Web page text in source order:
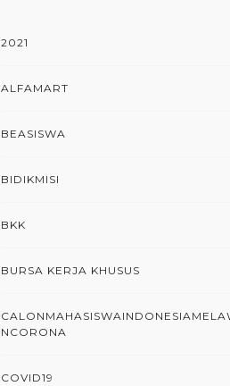
2021
ALFAMART
BEASISWA
BIDIKMISI
BKK
BURSA KERJA KHUSUS
NCORONA
COVID19